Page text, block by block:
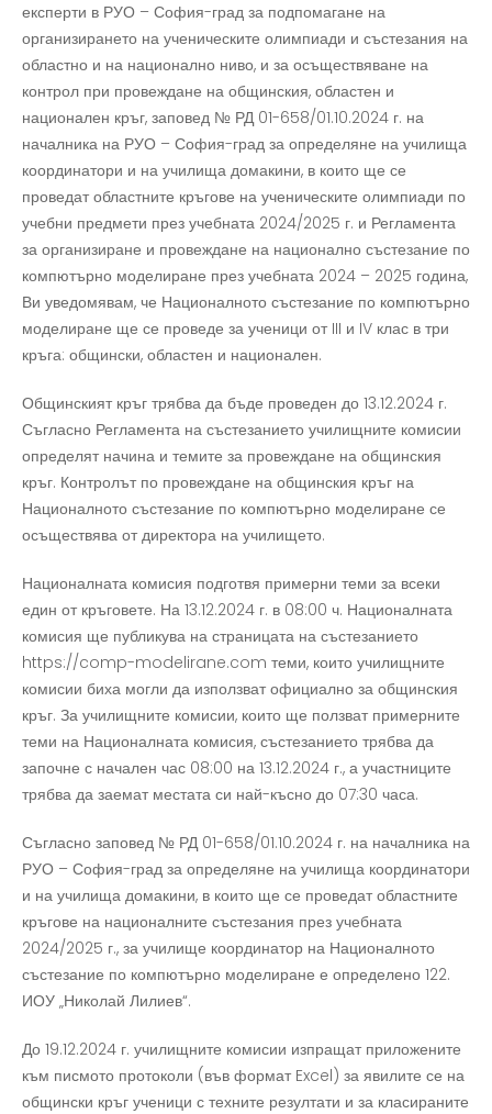
експерти в РУО – София-град за подпомагане на
организирането на ученическите олимпиади и състезания на
областно и на национално ниво, и за осъществяване на
контрол при провеждане на общинския, областен и
национален кръг, заповед № РД 01-658/01.10.2024 г. на
началника на РУО – София-град за определяне на училища
координатори и на училища домакини, в които ще се
проведат областните кръгове на ученическите олимпиади по
учебни предмети през учебната 2024/2025 г. и Регламента
за организиране и провеждане на национално състезание по
компютърно моделиране през учебната 2024 – 2025 година,
Ви уведомявам, че Националното състезание по компютърно
моделиране ще се проведе за ученици от III и IV клас в три
кръга: общински, областен и национален.
Общинският кръг трябва да бъде проведен до 13.12.2024 г.
Съгласно Регламента на състезанието училищните комисии
определят начина и темите за провеждане на общинския
кръг. Контролът по провеждане на общинския кръг на
Националното състезание по компютърно моделиране се
осъществява от директора на училището.
Националната комисия подготвя примерни теми за всеки
един от кръговете. На 13.12.2024 г. в 08:00 ч. Националната
комисия ще публикува на страницата на състезанието
https://comp-modelirane.com теми, които училищните
комисии биха могли да използват официално за общинския
кръг. За училищните комисии, които ще ползват примерните
теми на Националната комисия, състезанието трябва да
започне с начален час 08:00 на 13.12.2024 г., а участниците
трябва да заемат местата си най-късно до 07:30 часа.
Съгласно заповед № РД 01-658/01.10.2024 г. на началника на
РУО – София-град за определяне на училища координатори
и на училища домакини, в които ще се проведат областните
кръгове на националните състезания през учебната
2024/2025 г., за училище координатор на Националното
състезание по компютърно моделиране е определено 122.
ИОУ „Николай Лилиев“.
До 19.12.2024 г. училищните комисии изпращат приложените
към писмото протоколи (във формат Excel) за явилите се на
общински кръг ученици с техните резултати и за класираните